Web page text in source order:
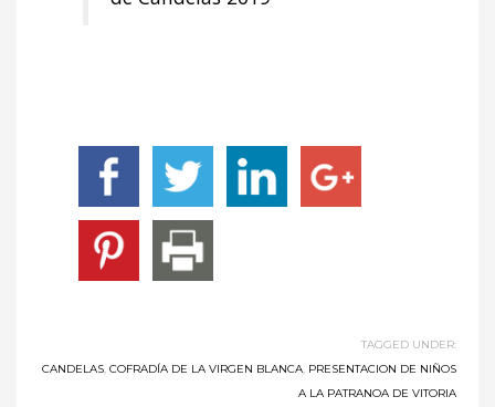
TAGGED UNDER:
CANDELAS, COFRADÍA DE LA VIRGEN BLANCA, PRESENTACION DE NIÑOS
A LA PATRANOA DE VITORIA